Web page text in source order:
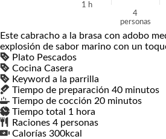
1 h
4
personas
Este cabracho a la brasa con adobo
explosión de sabor marino con un
Plato Pescados
Cocina Casera
Keyword a la parrilla
Tiempo de preparación 40 minutos
minutos
Tiempo de cocción 20 minutos
minutos
Tiempo total 1 hora
hora
Raciones 4 personas
Calorías 300kcal